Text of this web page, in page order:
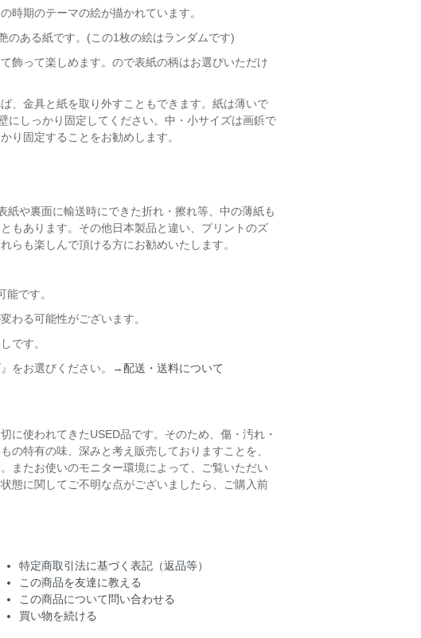
時期のテーマの絵が描かれています。
のある紙です。(この1枚の絵はランダムです)
飾って楽しめます。ので表紙の柄はお選びいただけ
、金具と紙を取り外すこともできます。紙は薄いで
にしっかり固定してください。中・小サイズは画鋲で
り固定することをお勧めします。
紙や裏面に輸送時にできた折れ・擦れ等、中の薄紙も
もあります。その他日本製品と違い、プリントのズ
らも楽しんで頂ける方にお勧めいたします。
です。
わる可能性がございます。
です。
をお選びください。
→配送・送料について
に使われてきたUSED品です。そのため、傷・汚れ・
の特有の味、深みと考え販売しておりますことを、
またお使いのモニター環境によって、ご覧いただい
態に関してご不明な点がございましたら、ご購入前
特定商取引法に基づく表記（返品等）
この商品を友達に教える
この商品について問い合わせる
買い物を続ける